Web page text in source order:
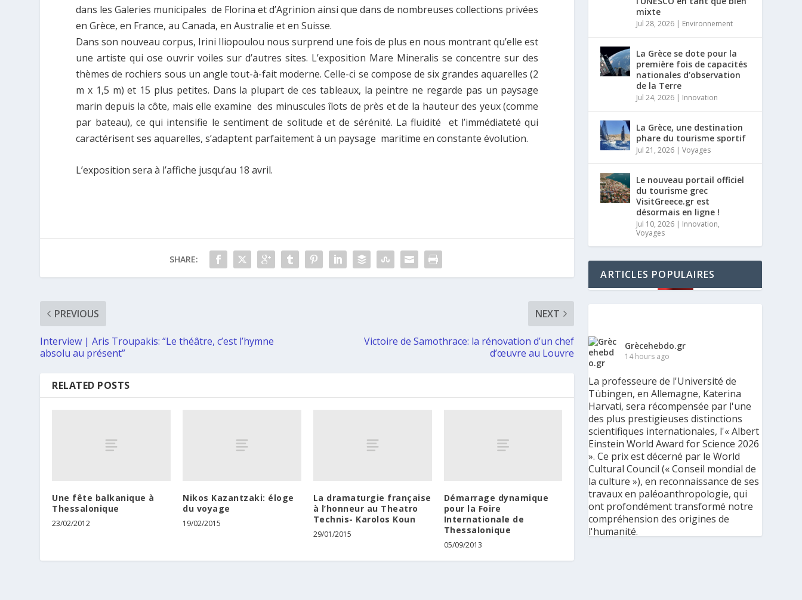
dans les Galeries municipales de Florina et d’Agrinion ainsi que dans de nombreuses collections privées
en Grèce, en France, au Canada, en Australie et en Suisse.
Dans son nouveau corpus, Irini Iliopoulou nous surprend une fois de plus en nous montrant qu’elle est
une artiste qui ose ouvrir voiles sur d’autres sites. L’exposition Mare Mineralis se concentre sur des
thèmes de rochiers sous un angle tout-à-fait moderne. Celle-ci se compose de six grandes aquarelles (2
m x 1,5 m) et 15 plus petites. Dans la plupart de ces tableaux, la peintre ne regarde pas un paysage
marin depuis la côte, mais elle examine des minuscules îlots de près et de la hauteur des yeux (comme
par bateau), ce qui intensifie le sentiment de solitude et de sérénité. La fluidité et l’immédiateté qui
caractérisent ses aquarelles, s’adaptent parfaitement à un paysage maritime en constante évolution.
L’exposition sera à l’affiche jusqu’au 18 avril.
SHARE:
PREVIOUS
Interview | Aris Troupakis: “Le théâtre, c’est l’hymne
absolu au présent”
NEXT
Victoire de Samothrace: la rénovation d’un chef
d’œuvre au Louvre
RELATED POSTS
Une fête balkanique à
Thessalonique
23/02/2012
Nikos Kazantzaki: éloge
du voyage
19/02/2015
La dramaturgie française
à l’honneur au Theatro
Technis- Karolos Koun
29/01/2015
Démarrage dynamique
pour la Foire
Internationale de
Thessalonique
05/09/2013
mixte
Jul 28, 2026 | Environnement
La Grèce se dote pour la
première fois de capacités
nationales d’observation
de la Terre
Jul 24, 2026 | Innovation
La Grèce, une destination
phare du tourisme sportif
Jul 21, 2026 |Voyages
Le nouveau portail officiel
du tourisme grec
VisitGreece.gr est
désormais en ligne !
Jul 10, 2026 | Innovation,
Voyages
ARTICLES POPULAIRES
Grècehebdo.gr
14 hours ago
La professeure de l'Université de
Tübingen, en Allemagne, Katerina
Harvati, sera récompensée par l'une
des plus prestigieuses distinctions
scientifiques internationales, l'« Albert
Einstein World Award for Science 2026
». Ce prix est décerné par le World
Cultural Council (« Conseil mondial de
la culture »), en reconnaissance de ses
travaux en paléoanthropologie, qui
ont profondément transformé notre
compréhension des origines de
l'humanité.